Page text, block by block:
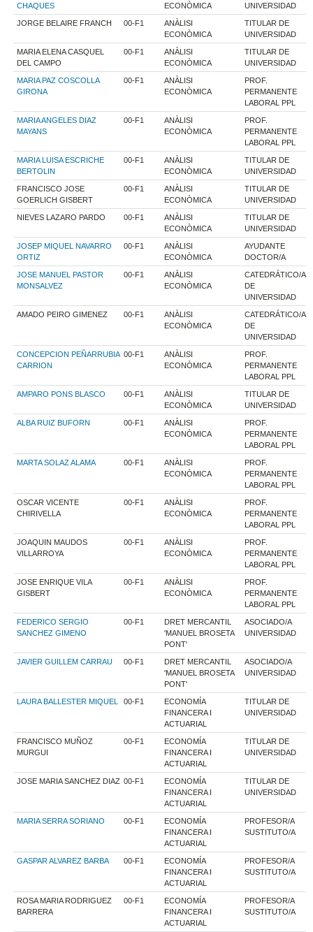
CHAQUES ECONÒMICA UNIVERSIDAD
JORGE BELAIRE FRANCH 00-F1
ANÀLISI
ECONÒMICA
TITULAR DE
UNIVERSIDAD
MARIA ELENA CASQUEL
DEL CAMPO
00-F1
ANÀLISI
ECONÒMICA
TITULAR DE
UNIVERSIDAD
MARIA PAZ COSCOLLA
GIRONA
00-F1
ANÀLISI
ECONÒMICA
PROF.
PERMANENTE
LABORAL PPL
MARIA ANGELES DIAZ
MAYANS
00-F1
ANÀLISI
ECONÒMICA
PROF.
PERMANENTE
LABORAL PPL
MARIA LUISA ESCRICHE
BERTOLIN
00-F1
ANÀLISI
ECONÒMICA
TITULAR DE
UNIVERSIDAD
FRANCISCO JOSE
GOERLICH GISBERT
00-F1
ANÀLISI
ECONÒMICA
TITULAR DE
UNIVERSIDAD
NIEVES LAZARO PARDO 00-F1
ANÀLISI
ECONÒMICA
TITULAR DE
UNIVERSIDAD
JOSEP MIQUEL NAVARRO
ORTIZ
00-F1
ANÀLISI
ECONÒMICA
AYUDANTE
DOCTOR/A
JOSE MANUEL PASTOR
MONSALVEZ
00-F1
ANÀLISI
ECONÒMICA
CATEDRÁTICO/A
DE
UNIVERSIDAD
AMADO PEIRO GIMENEZ 00-F1
ANÀLISI
ECONÒMICA
CATEDRÁTICO/A
DE
UNIVERSIDAD
CONCEPCION PEÑARRUBIA
CARRION
00-F1
ANÀLISI
ECONÒMICA
PROF.
PERMANENTE
LABORAL PPL
AMPARO PONS BLASCO 00-F1
ANÀLISI
ECONÒMICA
TITULAR DE
UNIVERSIDAD
ALBA RUIZ BUFORN 00-F1
ANÀLISI
ECONÒMICA
PROF.
PERMANENTE
LABORAL PPL
MARTA SOLAZ ALAMA 00-F1
ANÀLISI
ECONÒMICA
PROF.
PERMANENTE
LABORAL PPL
OSCAR VICENTE
CHIRIVELLA
00-F1
ANÀLISI
ECONÒMICA
PROF.
PERMANENTE
LABORAL PPL
JOAQUIN MAUDOS
VILLARROYA
00-F1
ANÀLISI
ECONÒMICA
PROF.
PERMANENTE
LABORAL PPL
JOSE ENRIQUE VILA
GISBERT
00-F1
ANÀLISI
ECONÒMICA
PROF.
PERMANENTE
LABORAL PPL
FEDERICO SERGIO
SANCHEZ GIMENO
00-F1
DRET MERCANTIL
'MANUEL BROSETA
PONT'
ASOCIADO/A
UNIVERSIDAD
JAVIER GUILLEM CARRAU 00-F1
DRET MERCANTIL
'MANUEL BROSETA
PONT'
ASOCIADO/A
UNIVERSIDAD
LAURA BALLESTER MIQUEL 00-F1
ECONOMÍA
FINANCERA I
ACTUARIAL
TITULAR DE
UNIVERSIDAD
FRANCISCO MUÑOZ
MURGUI
00-F1
ECONOMÍA
FINANCERA I
ACTUARIAL
TITULAR DE
UNIVERSIDAD
JOSE MARIA SANCHEZ DIAZ 00-F1
ECONOMÍA
FINANCERA I
ACTUARIAL
TITULAR DE
UNIVERSIDAD
MARIA SERRA SORIANO 00-F1
ECONOMÍA
FINANCERA I
ACTUARIAL
PROFESOR/A
SUSTITUTO/A
GASPAR ALVAREZ BARBA 00-F1
ECONOMÍA
FINANCERA I
ACTUARIAL
PROFESOR/A
SUSTITUTO/A
ROSA MARIA RODRIGUEZ
BARRERA
00-F1
ECONOMÍA
FINANCERA I
ACTUARIAL
PROFESOR/A
SUSTITUTO/A